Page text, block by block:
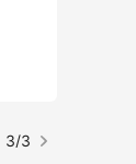
3/3